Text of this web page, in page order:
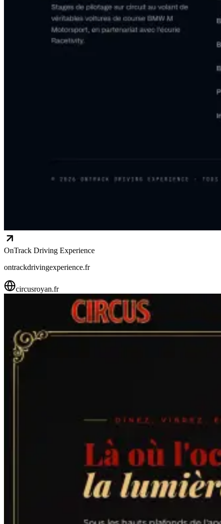
OnTrack Driving Experience
ontrackdrivingexperience.fr
circusroyan.fr